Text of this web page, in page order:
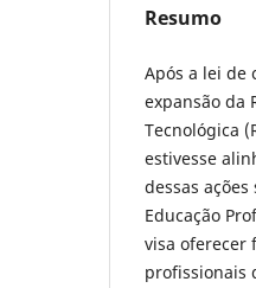
Resumo
Após a lei de
expansão da
Tecnológica
estivesse
dessas
Educação
visa oferecer
profissionais